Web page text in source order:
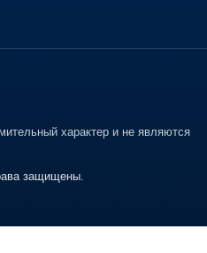
характер и не являются
защищены.